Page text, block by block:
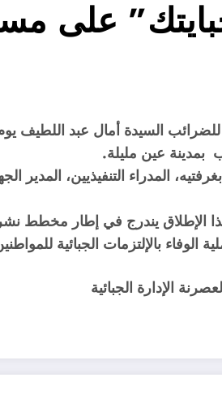
على
بمدينة عين مليلة.
المدراء التنفيذيين، المدير
الإطلاق يندرج في إطار مخطط
بالإلتزمات الجبائية
الإدارة الجبائية